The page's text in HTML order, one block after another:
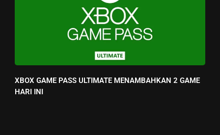
XBOX GAME PASS ULTIMATE MENAMBAHKAN 2 GAME
HARI INI